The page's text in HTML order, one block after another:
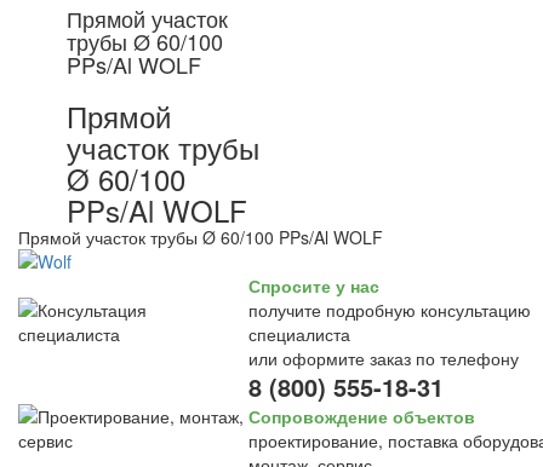
Прямой участок
трубы Ø 60/100
PPs/Al WOLF
Прямой
участок трубы
Ø 60/100
PPs/Al WOLF
Прямой участок трубы Ø 60/100 PPs/Al WOLF
Спросите у нас
получите подробную консультацию
специалиста
или оформите заказ по телефону
8 (800) 555-18-31
Сопровождение объектов
проектирование, поставка